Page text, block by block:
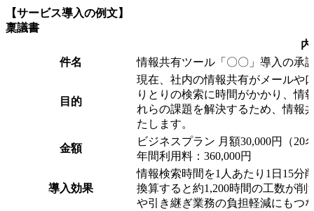
【サービス導入の例文】
稟議書
件名
情報共有ツール「〇〇」導入の承
目的
現在、社内の情報共有がメールや
りとりの検索に時間がかかり、情
れらの課題を解決するため、情報
たします。
金額
ビジネスプラン 月額30,000円（20
年間利用料：360,000円
導入効果
情報検索時間を1人あたり1日15分
換算すると約1,200時間の工数が
や引き継ぎ業務の負担軽減にもつ